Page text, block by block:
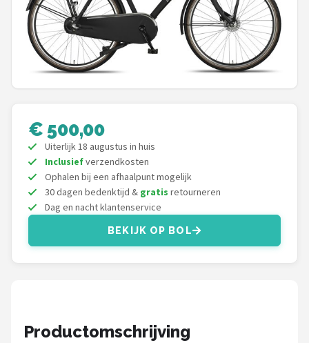
Mountainbikes
Shop
POPULAIRE MERKEN
Basil
Volare
ABUS
AXA
BBB Cycling
Voltano
€ 500,00
Uiterlijk 18 augustus in huis
Inclusiefverzendkosten
Ophalen bij een afhaalpunt mogelijk
30 dagen bedenktijd & gratis retourneren
Dag en nacht klantenservice
BEKIJK OP BOL
Productomschrijving